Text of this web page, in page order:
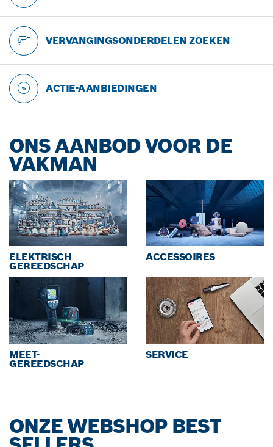
VERVANGINGSONDERDELEN ZOEKEN
ACTIE-AANBIEDINGEN
ONS AANBOD VOOR DE
VAKMAN
ELEKTRISCH
GEREEDSCHAP
ACCESSOIRES
MEET-
GEREEDSCHAP
SERVICE
ONZE WEBSHOP BEST